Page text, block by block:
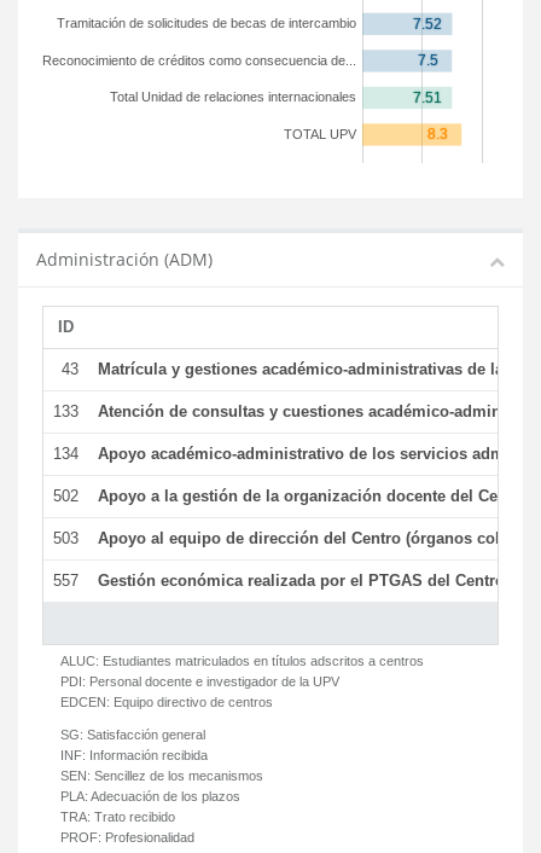
TOTAL UPV
Total Unidad de relaciones internacionales
Reconocimiento de créditos como consecuencia de...
Tramitación de solicitudes de becas de intercambio
Administración (ADM)
ID
43 Matrícula y gestiones académico-administrativas de la
133 Atención de consultas y cuestiones académico-
134 Apoyo académico-administrativo de los servicios
502 Apoyo a la gestión de la organización docente del Centro
503 Apoyo al equipo de dirección del Centro (órganos
557 Gestión económica realizada por el PTGAS del Centro
ALUC: Estudiantes matriculados en títulos adscritos a centros
PDI: Personal docente e investigador de la UPV
EDCEN: Equipo directivo de centros
SG: Satisfacción general
INF: Información recibida
SEN: Sencillez de los mecanismos
PLA: Adecuación de los plazos
TRA: Trato recibido
PROF: Profesionalidad